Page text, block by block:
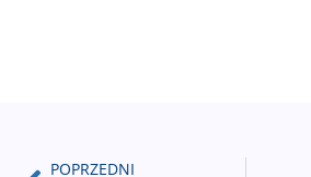
POPRZEDNI